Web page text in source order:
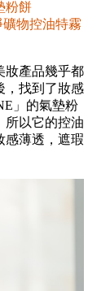
粉餅
物控油特霧
妝產品幾乎都
，找到了妝感
」的氣墊粉
所以它的控油
感薄透，遮瑕